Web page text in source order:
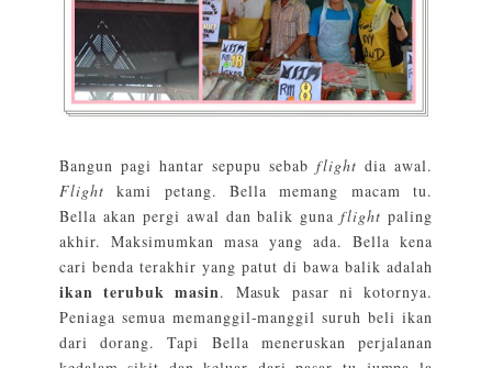
Bangun pagi hantar sepupu sebabflight dia awal.
Flightkami petang. Bella memang macam tu.
Bella akan pergi awal dan balik gunaflight paling
akhir. Maksimumkan masa yang ada. Bella kena
cari benda terakhir yang patut di bawa balik adalah
ikan terubuk masin. Masuk pasar ni kotornya.
Peniaga semua memanggil-manggil suruh beli ikan
dari dorang. Tapi Bella meneruskan perjalanan